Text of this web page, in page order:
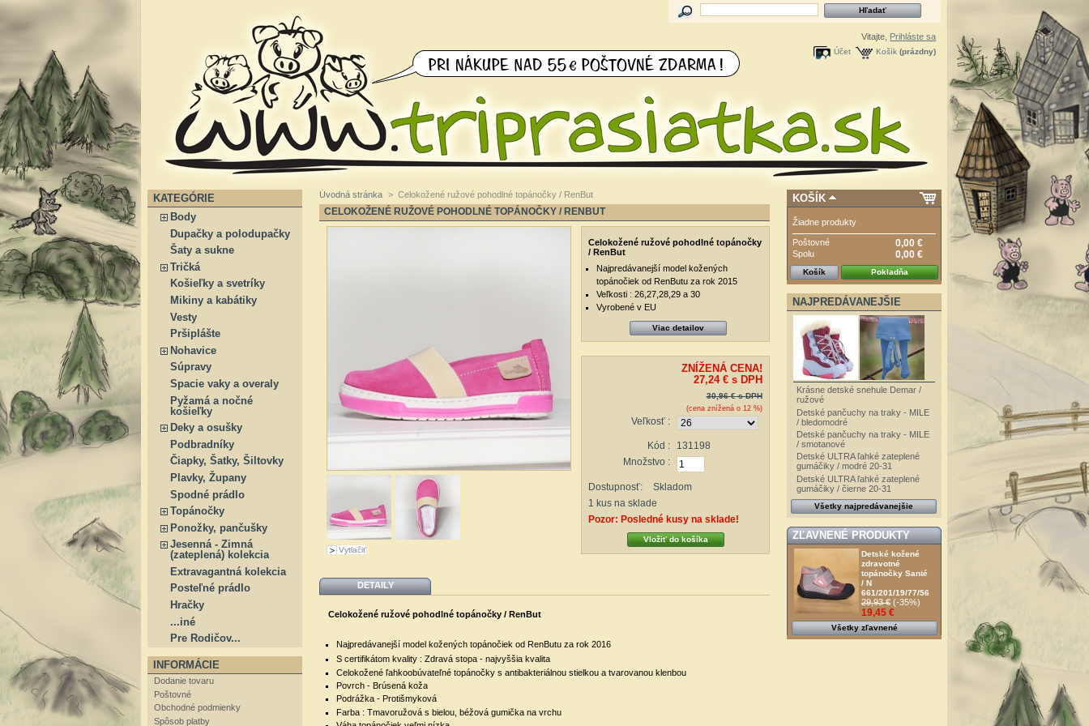
Vitajte, Prihláste sa
Košík (prázdny)
Účet
KATEGÓRIE
Body
Dupačky a polodupačky
Šaty a sukne
Tričká
Košieľky a svetríky
Mikiny a kabátiky
Vesty
Pršiplášte
Nohavice
Súpravy
Spacie vaky a overaly
Pyžamá a nočné
košieľky
Deky a osušky
Podbradníky
Čiapky, Šatky, Šiltovky
Plavky, Župany
Spodné prádlo
Topánočky
Ponožky, pančušky
Jesenná - Zimná
(zateplená) kolekcia
Extravagantná kolekcia
Posteľné prádlo
Hračky
...iné
Pre Rodičov...
INFORMÁCIE
Dodanie tovaru
Poštovné
Obchodné podmienky
Spôsob platby
Úvodná stránka > Celokožené ružové pohodlné topánočky / RenBut
CELOKOŽENÉ RUŽOVÉ POHODLNÉ TOPÁNOČKY / RENBUT
Vytlačiť
Celokožené ružové pohodlné topánočky
/ RenBut
Najpredávanejší model kožených
topánočiek od RenButu za rok 2015
Veľkosti : 26,27,28,29 a 30
Vyrobené v EU
Viac detailov
ZNÍŽENÁ CENA!
27,24 €s DPH
30,96 €s DPH
(cena znížená o 12%)
Veľkosť :
Kód :
131198
Množstvo :
Dostupnosť:
Skladom
1 kus na sklade
Pozor: Posledné kusy na sklade!
DETAILY
Celokožené ružové pohodlné topánočky / RenBut
Najpredávanejší model kožených topánočiek od RenButu za rok 2016
S certifikátom kvality : Zdravá stopa - najvyššia kvalita
Celokožené ľahkoobúvateľné topánočky s antibakteriálnou stielkou a tvarovanou klenbou
Povrch - Brúsená koža
Podrážka - Protišmyková
Farba : Tmavoružová s bielou, béžová gumička na vrchu
KOŠÍK
Žiadne produkty
Poštovné 0,00 €
Spolu 0,00 €
Košík Pokladňa
NAJPREDÁVANEJŠIE
Krásne detské snehule Demar /
ružové
Detské pančuchy na traky - MILE
/ bledomodré
Detské pančuchy na traky - MILE
/ smotanové
Detské ULTRA ľahké zateplené
gumáčiky / modré 20-31
Detské ULTRA ľahké zateplené
gumáčiky / čierne 20-31
Všetky najpredávanejšie
ZĽAVNENÉ PRODUKTY
Detské kožené
zdravotné
topánočky Santé
/ N
661/201/19/77/56
29,93 € (-35%)
19,45 €
Všetky zľavnené